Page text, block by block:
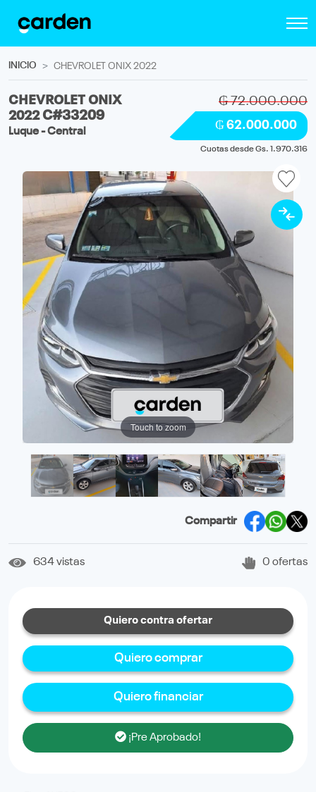
INICIO CHEVROLET ONIX 2022
CHEVROLET ONIX
2022 C#33209
Luque - Central
₲ 72.000.000
₲ 62.000.000
Cuotas desde Gs. 1.970.316
Touch to zoom
Compartir
634 vistas 0 ofertas
Quiero contra ofertar
Quiero comprar
Quiero financiar
¡Pre Aprobado!